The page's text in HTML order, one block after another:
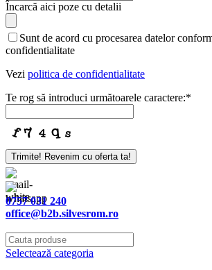
Încarcă aici poze cu detalii
Sunt de acord cu procesarea datelor
confidentialitate
Vezi politica de confidentialitate
Te rog să introduci următoarele caractere:*
Trimite! Revenim cu oferta ta!
Company
Name
0757 031 240
office@b2b.silvesrom.ro
Selectează categoria